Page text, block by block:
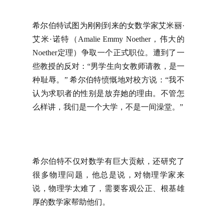
希尔伯特试图为刚刚到来的女数学家艾米丽·
艾米·诺特（Amalie Emmy Noether，伟大的
Noether定理）争取一个正式职位。遭到了一
些教授的反对：“男学生向女教师请教，是一
种耻辱。” 希尔伯特愤慨地对校方说：“我不
认为求职者的性别是放弃她的理由。不管怎
么样讲，我们是一个大学，不是一间澡堂。”
希尔伯特不仅对数学有巨大贡献，还研究了
很多物理问题，他总是说，对物理学家来
说，物理学太难了，需要客观公正、根基雄
厚的数学家帮助他们。